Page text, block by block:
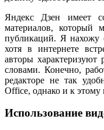
Яндекс Дзен имеет
материалов, который
публикаций. Я нахожу
хотя в интернете
авторы
словами. Конечно,
редакторе не так
Office, однако и к
Использование